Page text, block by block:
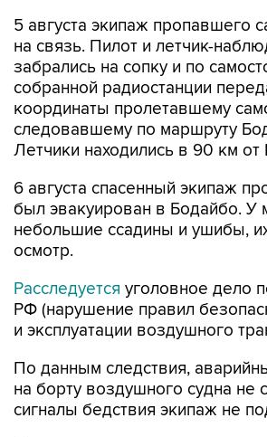
5 августа экипаж пропавшего
на связь. Пилот и летчик-
забрались на сопку и по
собранной радиостанции
координаты пролетавшему
следовавшему по маршруту
Летчики находились в 90 км от
6 августа спасенный экипаж
был эвакуирован в Бодайбо. У
небольшие ссадины и ушибы,
осмотр.
Расследуется уголовное дело
РФ (нарушение правил
и эксплуатации воздушного
По данным следствия,
на борту воздушного судна не
сигналы бедствия экипаж не